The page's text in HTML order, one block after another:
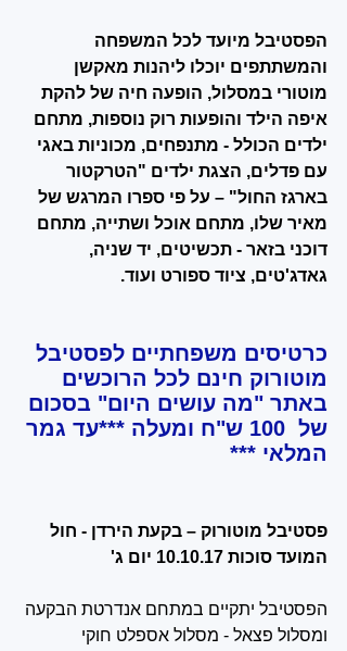
הפסטיבל מיועד לכל המשפחה
והמשתתפים יוכלו ליהנות מאקשן
מוטורי במסלול, הופעה חיה של להקת
איפה הילד והופעות רוק נוספות, מתחם
ילדים הכולל - מתנפחים, מכוניות באגי
עם פדלים, הצגת ילדים "הטרקטור
בארגז החול" – על פי ספרו המרגש של
מאיר שלו, מתחם אוכל ושתייה, מתחם
דוכני בזאר - תכשיטים, יד שניה,
גאדג'טים, ציוד ספורט ועוד.
כרטיסים משפחתיים לפסטיבל
מוטורוק חינם לכל הרוכשים
באתר "מה עושים היום" בסכום
של  100 ש"ח ומעלה ***עד גמר
המלאי ***
פסטיבל מוטורוק – בקעת הירדן - חול
המועד סוכות 10.10.17 יום ג'
הפסטיבל יתקיים במתחם אנדרטת הבקעה
ומסלול פצאל - מסלול אספלט חוקי